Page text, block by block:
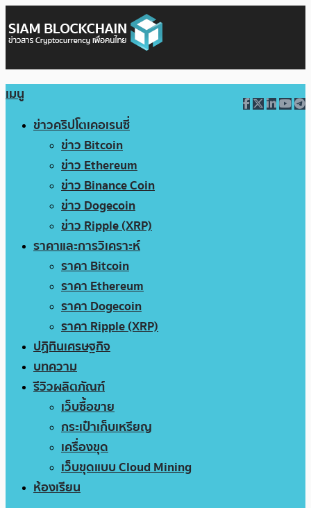
เมนู
ข่าวคริปโตเคอเรนซี่
ข่าว Bitcoin
ข่าว Ethereum
ข่าว Binance Coin
ข่าว Dogecoin
ข่าว Ripple (XRP)
ราคาและการวิเคราะห์
ราคา Bitcoin
ราคา Ethereum
ราคา Dogecoin
ราคา Ripple (XRP)
ปฏิทินเศรษฐกิจ
บทความ
รีวิวผลิตภัณฑ์
เว็บซื้อขาย
กระเป๋าเก็บเหรียญ
เครื่องขุด
เว็บขุดแบบ Cloud Mining
ห้องเรียน